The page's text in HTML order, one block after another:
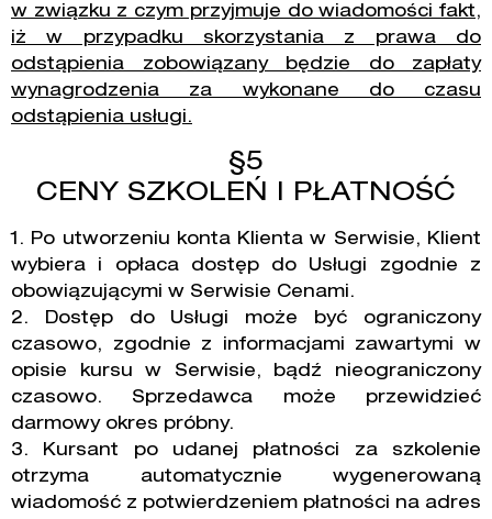
w związku z czym przyjmuje do wiadomości fakt,
iż w przypadku skorzystania z prawa do
odstąpienia zobowiązany będzie do zapłaty
wynagrodzenia za wykonane do czasu
odstąpienia usługi.
§5
CENY SZKOLEŃ I PŁATNOŚĆ
1. Po utworzeniu konta Klienta w Serwisie, Klient
wybiera i opłaca dostęp do Usługi zgodnie z
obowiązującymi w Serwisie Cenami.
2. Dostęp do Usługi może być ograniczony
czasowo, zgodnie z informacjami zawartymi w
opisie kursu w Serwisie, bądź nieograniczony
czasowo. Sprzedawca może przewidzieć
darmowy okres próbny.
3. Kursant po udanej płatności za szkolenie
otrzyma automatycznie wygenerowaną
wiadomość z potwierdzeniem płatności na adres